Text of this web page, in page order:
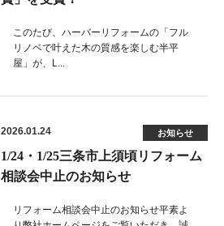
このたび、ハーバーリフォームの「フル
リノベで叶えた木の質感を楽しむ半平
屋」が、L...
2026.01.24 お知らせ
1/24・1/25三条市上須頃リフォーム
相談会中止のお知らせ
リフォーム相談会中止のお知らせ平素よ